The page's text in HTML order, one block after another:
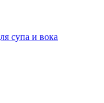
супа и вока